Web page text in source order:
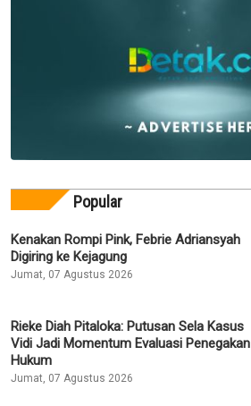
Popular
Kenakan Rompi Pink, Febrie Adriansyah
Digiring ke Kejagung
Jumat, 07 Agustus 2026
Rieke Diah Pitaloka: Putusan Sela Kasus
Vidi Jadi Momentum Evaluasi Penegakan
Hukum
Jumat, 07 Agustus 2026